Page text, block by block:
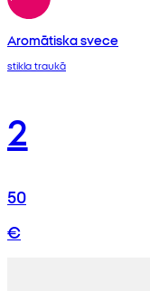
Aromātiska svece
stikla traukā
2
50
€